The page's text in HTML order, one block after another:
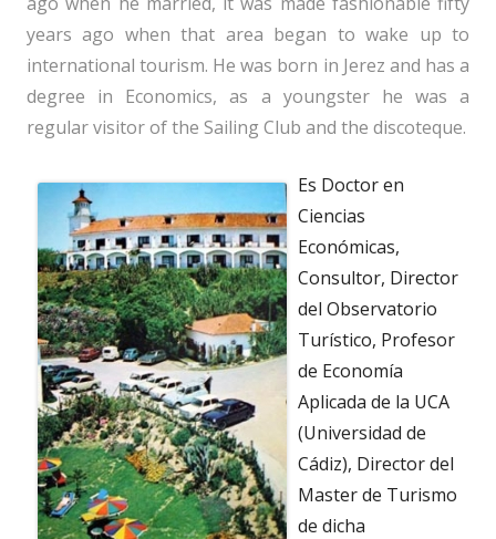
years ago when that area began to wake up to
international tourism. He was born in Jerez and has a
degree in Economics, as a youngster he was a
regular visitor of the Sailing Club and the discoteque.
Es Doctor en
Ciencias
Económicas,
Consultor, Director
del Observatorio
Turístico, Profesor
de Economía
Aplicada de la UCA
(Universidad de
Cádiz), Director del
Master de Turismo
de dicha